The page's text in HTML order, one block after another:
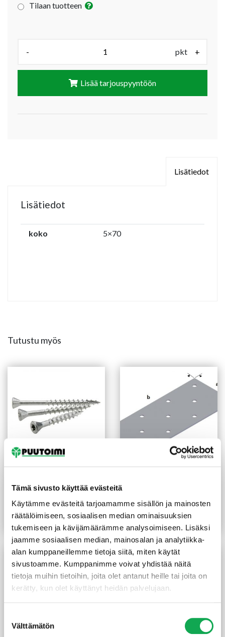
Tämä sivusto käyttää evästeitä
Käytämme evästeitä tarjoamamme sisällön ja mainosten
räätälöimiseen, sosiaalisen median ominaisuuksien
tukemiseen ja kävijämäärämme analysoimiseen. Lisäksi
jaamme sosiaalisen median, mainosalan ja analytiikka-
alan kumppaneillemme tietoja siitä, miten käytät
sivustoamme. Kumppanimme voivat yhdistää näitä
tietoja muihin tietoihin, joita olet antanut heille tai joita on
kerätty, kun olet käyttänyt heidän palvelujaan.
valinta
Välttämätön
Tilaan tuotteen
- pkt +
Lisää tarjouspyyntöön
Lisätiedot
Lisätiedot
koko 5×70
Tutustu myös
Wubau ruostumaton
14,50€/pkt
Lue lisää
2,15€/kpl
Lue lisää